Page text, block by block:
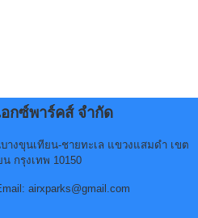
กซ์พาร์คส์ จำกัด
างขุนเทียน-ชายทะเล แขวงแสมดำ เขต
กรุงเทพ 10150
airxparks@gmail.com